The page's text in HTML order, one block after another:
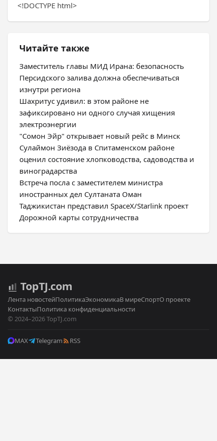
<!DOCTYPE html>
Читайте также
Заместитель главы МИД Ирана: безопасность
Персидского залива должна обеспечиваться
изнутри региона
Шахритус удивил: в этом районе не
зафиксировано ни одного случая хищения
электроэнергии
"Сомон Эйр" открывает новый рейс в Минск
Сулаймон Зиёзода в Спитаменском районе
оценил состояние хлопководства, садоводства и
виноградарства
Встреча посла с заместителем министра
иностранных дел Султаната Оман
Таджикистан представил SpaceX/Starlink проект
Дорожной карты сотрудничества
TopTJ.com
Лента новостейПолитикаЭкономикаВ миреСпортО проекте
КонтактыПолитика конфиденциальности
© 2024–2026 TopTJ.com
MAX Telegram RSS